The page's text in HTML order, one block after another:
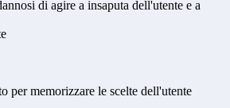
di agire a insaputa dell'utente e a
per memorizzare le scelte dell'utente